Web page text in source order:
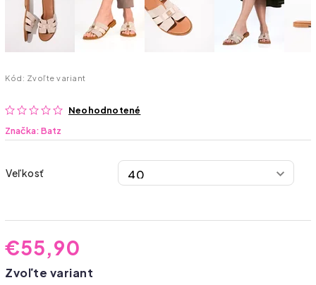
Kód: Zvoľte variant
Neohodnotené
Značka:Batz
Veľkosť
€55,90
Zvoľte variant